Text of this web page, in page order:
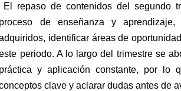
repaso de contenidos del segundo
de enseñanza y
identificar áreas de
periodo. A lo largo del trimestre se
y aplicación constante, por lo
clave y aclarar dudas antes de